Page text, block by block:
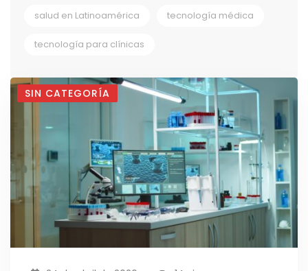
salud en Latinoamérica tecnología médica
tecnología para clínicas
SIN CATEGORÍA